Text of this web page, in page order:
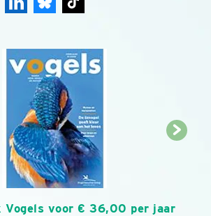
Vogels voor € 36,00 per jaar